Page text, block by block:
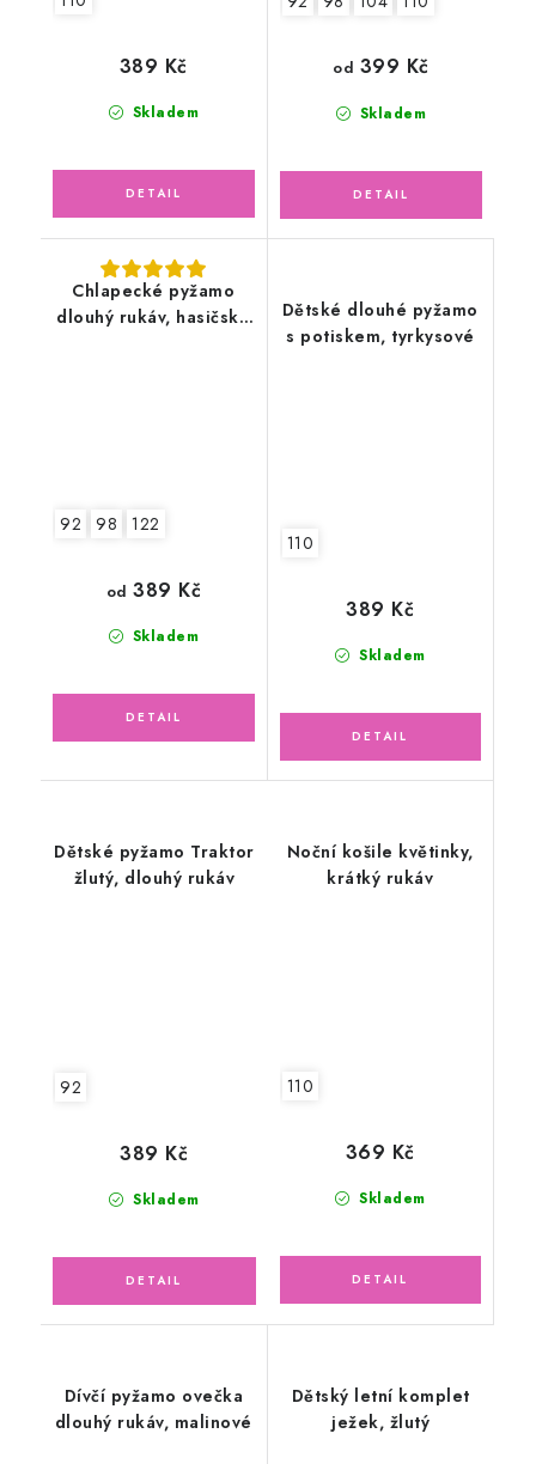
Skladem
389 Kč
Skladem
od 399 Kč
Chlapecké pyžamo
dlouhý rukáv, hasičské
92 98 122
Skladem
od 389 Kč
Dětské dlouhé pyžamo
s potiskem, tyrkysové
110
Skladem
389 Kč
Dětské pyžamo Traktor
žlutý, dlouhý rukáv
92
Skladem
389 Kč
Noční košile květinky,
krátký rukáv
110
Skladem
369 Kč
Dívčí pyžamo ovečka
dlouhý rukáv, malinové
Dětský letní komplet
ježek, žlutý